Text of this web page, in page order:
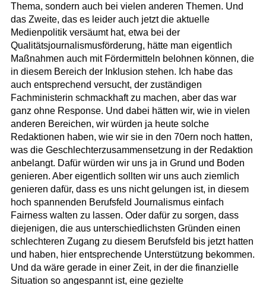
Thema, sondern auch bei vielen anderen Themen. Und
das Zweite, das es leider auch jetzt die aktuelle
Medienpolitik versäumt hat, etwa bei der
Qualitätsjournalismusförderung, hätte man eigentlich
Maßnahmen auch mit Fördermitteln belohnen können, die
in diesem Bereich der Inklusion stehen. Ich habe das
auch entsprechend versucht, der zuständigen
Fachministerin schmackhaft zu machen, aber das war
ganz ohne Response. Und dabei hätten wir, wie in vielen
anderen Bereichen, wir würden ja heute solche
Redaktionen haben, wie wir sie in den 70ern noch hatten,
was die Geschlechterzusammensetzung in der Redaktion
anbelangt. Dafür würden wir uns ja in Grund und Boden
genieren. Aber eigentlich sollten wir uns auch ziemlich
genieren dafür, dass es uns nicht gelungen ist, in diesem
hoch spannenden Berufsfeld Journalismus einfach
Fairness walten zu lassen. Oder dafür zu sorgen, dass
diejenigen, die aus unterschiedlichsten Gründen einen
schlechteren Zugang zu diesem Berufsfeld bis jetzt hatten
und haben, hier entsprechende Unterstützung bekommen.
Und da wäre gerade in einer Zeit, in der die finanzielle
Situation so angespannt ist, eine gezielte